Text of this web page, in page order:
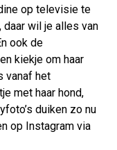
op televisie te
wil je alles van
ook de
kiekje om haar
vanaf het
met haar hond,
duiken zo nu
op Instagram via